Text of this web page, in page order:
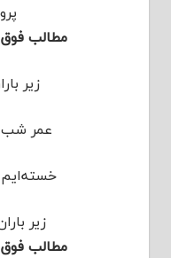
مطالب فوق
زیر
عمر شب
زیر
مطالب فوق